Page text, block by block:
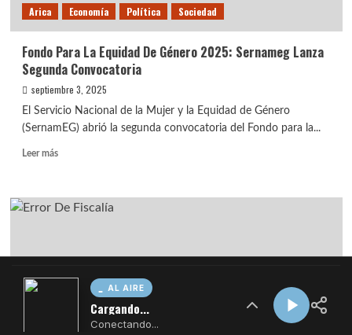
AL AIRE
Cargando...
Conectando...